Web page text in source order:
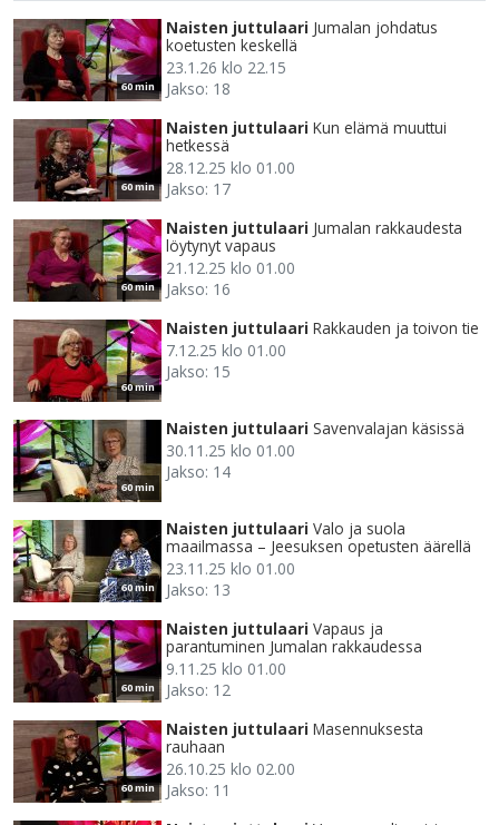
60 min
Naisten juttulaari Jumalan johdatus
koetusten keskellä
23.1.26 klo 22.15
Jakso: 18
60 min
Naisten juttulaari Kun elämä muuttui
hetkessä
28.12.25 klo 01.00
Jakso: 17
60 min
Naisten juttulaari Jumalan rakkaudesta
löytynyt vapaus
21.12.25 klo 01.00
Jakso: 16
60 min
Naisten juttulaari Rakkauden ja toivon tie
7.12.25 klo 01.00
Jakso: 15
60 min
Naisten juttulaari Savenvalajan käsissä
30.11.25 klo 01.00
Jakso: 14
60 min
Naisten juttulaari Valo ja suola
maailmassa – Jeesuksen opetusten äärellä
23.11.25 klo 01.00
Jakso: 13
60 min
Naisten juttulaari Vapaus ja
parantuminen Jumalan rakkaudessa
9.11.25 klo 01.00
Jakso: 12
60 min
Naisten juttulaari Masennuksesta
rauhaan
26.10.25 klo 02.00
Jakso: 11